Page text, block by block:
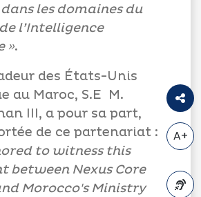
les domaines du
l’Intelligence
».
des États-Unis
au Maroc, S.E M.
III, a pour sa part,
de ce partenariat :
to witness this
between Nexus Core
Morocco's Ministry
A+